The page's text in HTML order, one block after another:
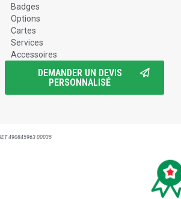
Badges
Options
Cartes
Services
Accessoires
DEMANDER UN DEVIS
PERSONNALISÉ
490845963 00035